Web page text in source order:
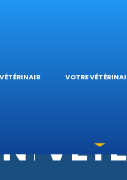
VOTRE